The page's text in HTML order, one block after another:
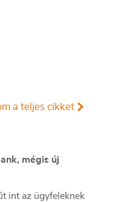
a teljes cikket
mégis új
int az ügyfeleknek